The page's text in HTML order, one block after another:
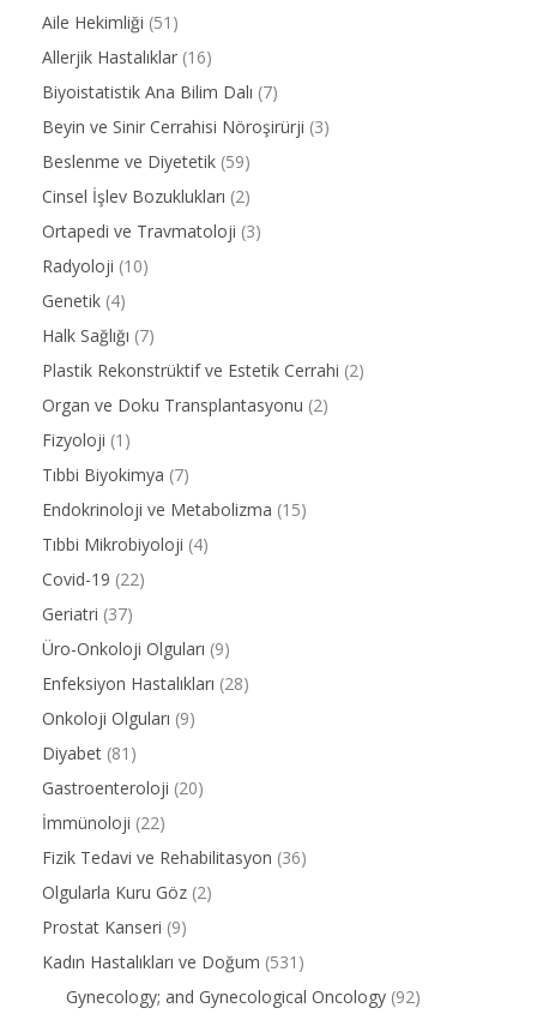
Aile Hekimliği (51)
Allerjik Hastalıklar (16)
Biyoistatistik Ana Bilim Dalı (7)
Beyin ve Sinir Cerrahisi Nöroşirürji (3)
Beslenme ve Diyetetik (59)
Cinsel İşlev Bozuklukları (2)
Ortapedi ve Travmatoloji (3)
Radyoloji (10)
Genetik (4)
Halk Sağlığı (7)
Plastik Rekonstrüktif ve Estetik Cerrahi (2)
Organ ve Doku Transplantasyonu (2)
Fizyoloji (1)
Tıbbi Biyokimya (7)
Endokrinoloji ve Metabolizma (15)
Tıbbi Mikrobiyoloji (4)
Covid-19 (22)
Geriatri (37)
Üro-Onkoloji Olguları (9)
Enfeksiyon Hastalıkları (28)
Onkoloji Olguları (9)
Diyabet (81)
Gastroenteroloji (20)
İmmünoloji (22)
Fizik Tedavi ve Rehabilitasyon (36)
Olgularla Kuru Göz (2)
Prostat Kanseri (9)
Kadın Hastalıkları ve Doğum (531)
Gynecology; and Gynecological Oncology (92)